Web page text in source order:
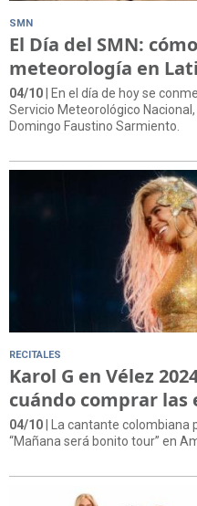
SMN
El Día del SMN:
meteorología en
04/10 | En el día de hoy se
Servicio Meteorológico
Domingo Faustino Sarmiento.
RECITALES
Karol G en Vélez
cuándo comprar las
04/10 | La cantante colombiana
“Mañana será bonito tour” en